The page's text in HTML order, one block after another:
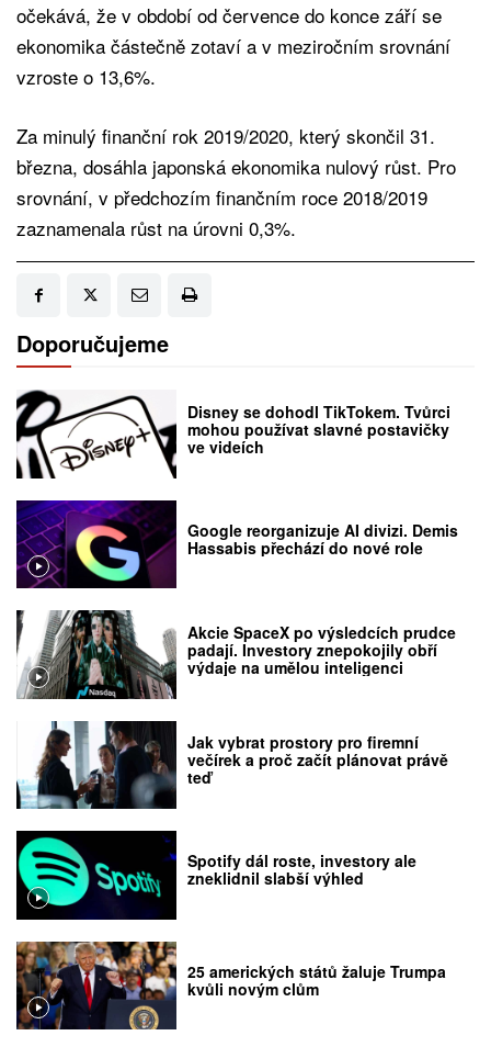
očekává, že v období od července do konce září se
ekonomika částečně zotaví a v meziročním srovnání
vzroste o 13,6%.
Za minulý finanční rok 2019/2020, který skončil 31.
března, dosáhla japonská ekonomika nulový růst. Pro
srovnání, v předchozím finančním roce 2018/2019
zaznamenala růst na úrovni 0,3%.
Doporučujeme
Disney se dohodl TikTokem. Tvůrci
mohou používat slavné postavičky
ve videích
Google reorganizuje AI divizi. Demis
Hassabis přechází do nové role
Akcie SpaceX po výsledcích prudce
padají. Investory znepokojily obří
výdaje na umělou inteligenci
Jak vybrat prostory pro firemní
večírek a proč začít plánovat právě
teď
Spotify dál roste, investory ale
zneklidnil slabší výhled
25 amerických států žaluje Trumpa
kvůli novým clům